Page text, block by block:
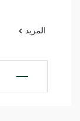
المزيد